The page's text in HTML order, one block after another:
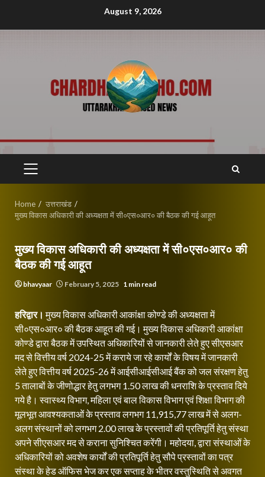
August 9, 2026
PRIMARY
Home
उत्तराखंड
मुख्य विकास अधिकारी की अध्यक्षता में सी०एस०आर० की बैठक की गई आहूत
मुख्य विकास अधिकारी की अध्यक्षता में सी०एस०आर० की
बैठक की गई आहूत
bhavyaar February 5, 2025 1 min read
हरिद्वार। मुख्य विकास अधिकारी आकांक्षा कोण्डे की अध्यक्षता में
सी०एस०आर० की बैठक आहूत की गई। मुख्य विकास अधिकारी आकांक्षा
कोण्डे द्वारा बैठक में उपस्थित अधिकारियों से जानकारी लेते हुए सीएसआर
मद से वित्तीय वर्ष 2024-25 में कराये जा रहे कार्यों के विषय में जानकारी
लेते हुए वित्तीय वर्ष 2025-26 में आईसीआईसीआई बैंक को जल संरक्षण हेतु
5 तालाबों के जीणोद्धार हेतु लगभग 1.50 लाख की धनराशि के प्रस्ताव दिये
गये है। स्वास्थ्य विभाग, महिला एवं बाल विकास विभाग एवं शिक्षा विभाग की
मूलभूत आवश्यकताओं के प्रस्ताव लगभग 11,915,77 लाख में से अलग-
अलग संस्थानों को लगभग 2.00 लाख के प्रस्तावों की प्रतिपूर्ति हेतु संस्था
अपने सीएसआर मद से कराना सुनिश्चित करेंगी। महोदया, द्वारा संस्थाओं के
अधिकारियों को अवशेष कार्यों की प्रतिपूर्ति हेतु सौपे प्रस्तावों का पत्र
संस्था के हेड ऑफिस भेज कर एक सप्ताह के भीतर वस्तुस्थिति से अवगत